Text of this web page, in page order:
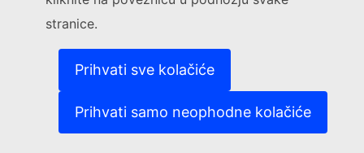
stranice.
Prihvati sve kolačiće
Prihvati samo neophodne kolačiće